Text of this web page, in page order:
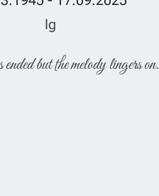
Ig
but the melody lingers on.